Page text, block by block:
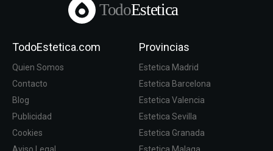
TodoEstetica
TodoEstetica.com
Quien Somos
Contacto
Blog
Publicidad
Cookies
Provincias
Estetica Madrid
Estetica Barcelona
Estetica Valencia
Estetica Sevilla
Estetica Granada